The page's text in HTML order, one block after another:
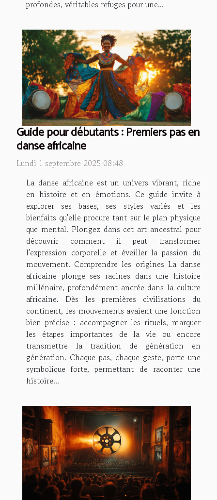
profondes, véritables refuges pour une...
Guide pour débutants : Premiers pas en
danse africaine
Lundi 1 septembre 2025 08:48
La danse africaine est un univers vibrant, riche
en histoire et en émotions. Ce guide invite à
explorer ses bases, ses styles variés et les
bienfaits qu'elle procure tant sur le plan physique
que mental. Plongez dans cet art ancestral pour
découvrir comment il peut transformer
l'expression corporelle et éveiller la passion du
mouvement. Comprendre les origines La danse
africaine plonge ses racines dans une histoire
millénaire, profondément ancrée dans la culture
africaine. Dès les premières civilisations du
continent, les mouvements avaient une fonction
bien précise : accompagner les rituels, marquer
les étapes importantes de la vie ou encore
transmettre la tradition de génération en
génération. Chaque pas, chaque geste, porte une
symbolique forte, permettant de raconter une
histoire...